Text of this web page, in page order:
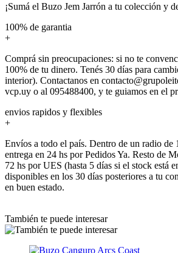
¡Sumá el Buzo Jem Jarrón a tu colección y
100% de garantia
+
Comprá sin preocupaciones: si no te
100% de tu dinero. Tenés 30 días para
interior). Contactanos en
vcp.uy o al 095488400, y te guiamos en el
envios rapidos y flexibles
+
Envíos a todo el país. Dentro de un radio de
entrega en 24 hs por Pedidos Ya. Resto de
72 hs por UES (hasta 5 días si el stock está
disponibles en los 30 días posteriores a tu
en buen estado.
También te puede interesar